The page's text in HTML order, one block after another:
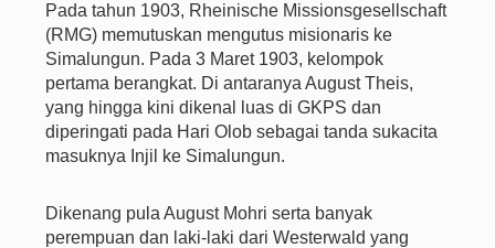
Pada tahun 1903, Rheinische Missionsgesellschaft
(RMG) memutuskan mengutus misionaris ke
Simalungun. Pada 3 Maret 1903, kelompok
pertama berangkat. Di antaranya August Theis,
yang hingga kini dikenal luas di GKPS dan
diperingati pada Hari Olob sebagai tanda sukacita
masuknya Injil ke Simalungun.
Dikenang pula August Mohri serta banyak
perempuan dan laki-laki dari Westerwald yang